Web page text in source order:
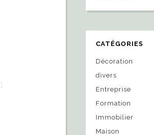
CATÉGORIES
Décoration
divers
Entreprise
Formation
Immobilier
Maison